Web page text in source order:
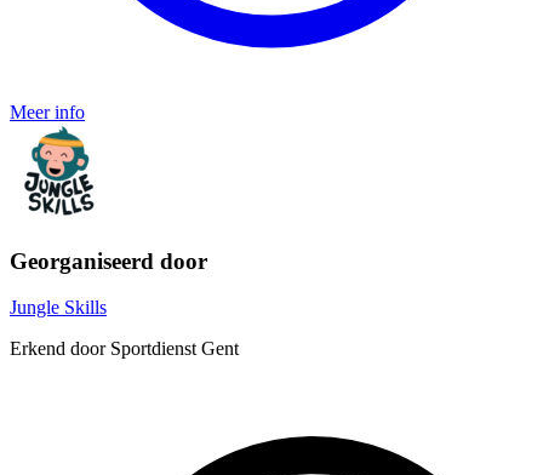
Meer info
Georganiseerd door
Jungle Skills
Erkend door Sportdienst Gent